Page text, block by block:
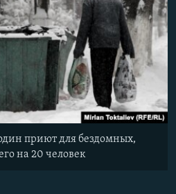
приют для бездомных,
на 20 человек